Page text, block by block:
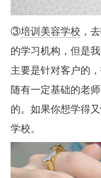
③培训美容学校 ，
的学习机构，但是
主要是针对客户的
随有一定基础的老
的。如果你想学得
学校。